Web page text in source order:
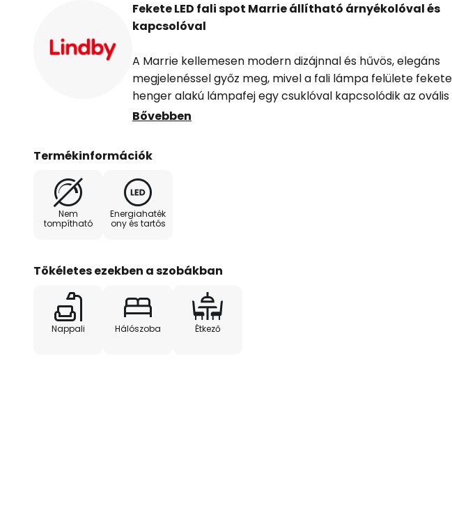
Fekete LED fali spot Marrie állítható árnyékolóval és
kapcsolóval
A Marrie kellemesen modern dizájnnal és hűvös, elegáns
megjelenéssel győz meg, mivel a fali lámpa felülete
henger alakú lámpafej egy csuklóval kapcsolódik az ovális
kerethez, és így szükség szerint elfordítható és
közvetlenül a helyszínen működtethető, ezért az ágy vagy
LED-eket jó hatékonyság és megfelelő fényerő jellemzi.
Bővebben
Termékinformációk
Nem
tompítható
Energiahaték
ony és tartós
Tökéletes ezekben a szobákban
Nappali Hálószoba Étkező